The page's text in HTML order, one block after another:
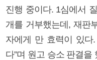
진행 중이다. 1심에서
개를 거부했는데, 재판
자에게 만 효력이 있다
다”며 원고 승소 판결을